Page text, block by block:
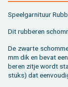
Speel­gar­ni­tuur
Dit rub­be­ren
De zwar­te
mm dik en bevat
be­ren zitje wordt
stuks) dat